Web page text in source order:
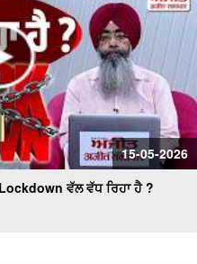
15-05-2026
ਵੱਲ ਵੱਧ ਰਿਹਾ ਹੈ ?